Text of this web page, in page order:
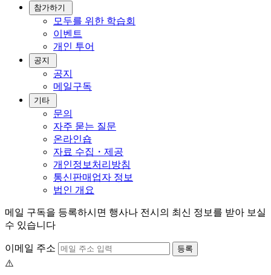
참가하기
모두를 위한 학습회
이벤트
개인 투어
공지
공지
메일구독
기타
문의
자주 묻는 질문
온라인숍
자료 수집・제공
개인정보처리방침
통신판매업자 정보
법인 개요
메일 구독을 등록하시면 행사나 전시의 최신 정보를 받아 보실
수 있습니다
이메일 주소 등록